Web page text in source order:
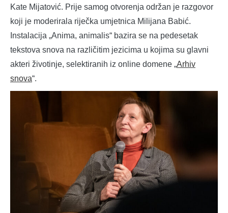
Kate Mijatović. Prije samog otvorenja održan je razgovor
koji je moderirala riječka umjetnica Milijana Babić.
Instalacija „Anima, animalis“ bazira se na pedesetak
tekstova snova na različitim jezicima u kojima su glavni
akteri životinje, selektiranih iz online domene „Arhiv
snova“.